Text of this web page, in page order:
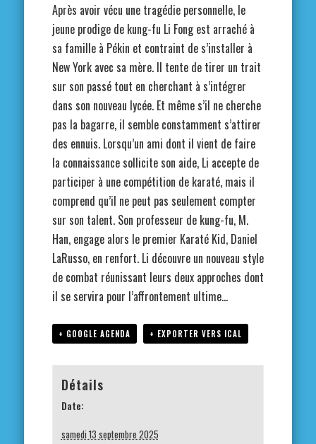
Après avoir vécu une tragédie personnelle, le
jeune prodige de kung-fu Li Fong est arraché à
sa famille à Pékin et contraint de s’installer à
New York avec sa mère. Il tente de tirer un trait
sur son passé tout en cherchant à s’intégrer
dans son nouveau lycée. Et même s’il ne cherche
pas la bagarre, il semble constamment s’attirer
des ennuis. Lorsqu’un ami dont il vient de faire
la connaissance sollicite son aide, Li accepte de
participer à une compétition de karaté, mais il
comprend qu’il ne peut pas seulement compter
sur son talent. Son professeur de kung-fu, M.
Han, engage alors le premier Karaté Kid, Daniel
LaRusso, en renfort. Li découvre un nouveau style
de combat réunissant leurs deux approches dont
il se servira pour l’affrontement ultime…
+ GOOGLE AGENDA + EXPORTER VERS ICAL
Détails
Date:
samedi 13 septembre 2025